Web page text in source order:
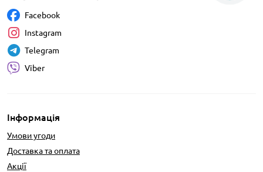
Інформація
Умови угоди
Доставка та оплата
Акції
Facebook
Instagram
Telegram
Viber